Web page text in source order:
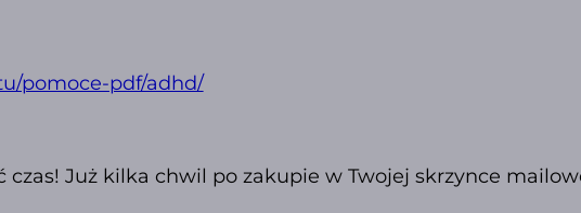
pomoce-pdf/adhd/
Już kilka chwil po zakupie w Twojej skrzynce